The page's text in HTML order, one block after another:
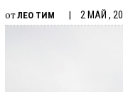
отЛЕО ТИМ 2 МАЙ ,